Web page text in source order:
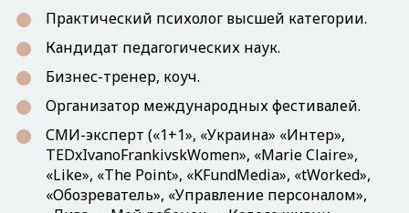
Практический психолог высшей категории.
Кандидат педагогических наук.
Бизнес-тренер, коуч.
Организатор международных фестивалей.
СМИ-эксперт («1+1», «Украина» «Интер»,
TEDxIvanoFrankivskWomen», «Marie Claire»,
«Like», «The Point», «KFundMedia», «tWorked»,
«Обозреватель», «Управление персоналом»,